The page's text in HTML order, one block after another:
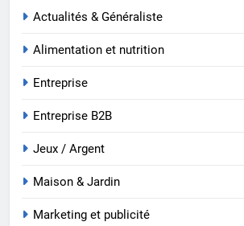
Actualités & Généraliste
Alimentation et nutrition
Entreprise
Entreprise B2B
Jeux / Argent
Maison & Jardin
Marketing et publicité